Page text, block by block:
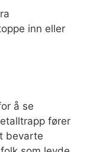
inn eller
å se
fører
bevarte